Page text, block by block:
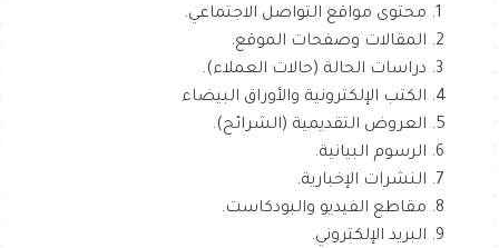
محتوى مواقع التواصل الاجتماعي.
المقالات وصفحات الموقع.
دراسات الحالة (حالات العملاء).
الكتب الإلكترونية والأوراق البيضاء
العروض التقديمية (الشرائح).
الرسوم البيانية.
النشرات الإخبارية.
مقاطع الفيديو والبودكاست.
البريد الإلكتروني.